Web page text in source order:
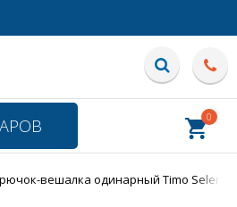
0
вешалка одинарный Timo Selene